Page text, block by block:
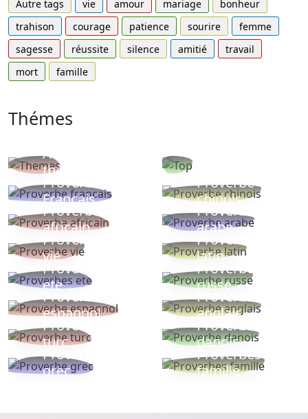
Autre tags vie amour mariage
bonheur
trahison
courage patience sourire
femme
sagesse
réussite silence amitié
travail
mort
famille
Thémes
Autres
thèmes
Proverbe
Français
Proverbe
chinois
Proverbe
africain
Proverbe
arabe
Proverbe
vie
Proverbe
latin
Proverbes
ete
Proverbe
russe
Proverbe
espagnol
Proverbe
anglais
Proverbe
turc
Proverbe
danois
Proverbe
grec
Proverbes
famille